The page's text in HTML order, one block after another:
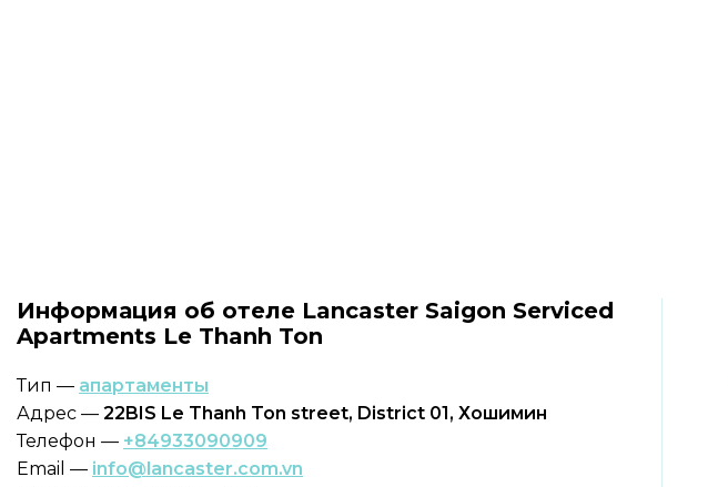
Информация об отеле Lancaster Saigon Serviced
Apartments Le Thanh Ton
Тип — апартаменты
Адрес — 22BIS Le Thanh Ton street, District 01, Хошимин
Телефон — +84933090909
Email — info@lancaster.com.vn